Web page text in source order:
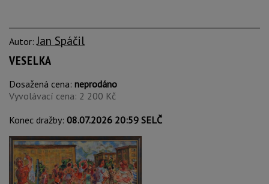
Autor:Jan Spáčil
VESELKA
Dosažená cena: neprodáno
Vyvolávací cena: 2 200 Kč
Konec dražby: 08.07.2026 20:59 SELČ